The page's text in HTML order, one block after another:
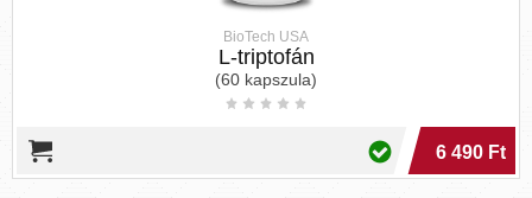
BioTech USA
L-triptofán
(60 kapszula)
6 490 Ft